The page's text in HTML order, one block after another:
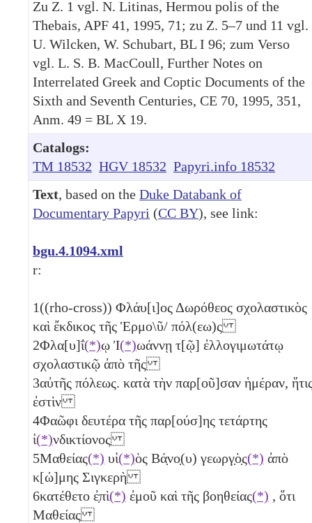
Zu Z. 1 vgl. N. Litinas, Hermou polis of the
Thebais, APF 41, 1995, 71; zu Z. 5–7 und 11 vgl.
U. Wilcken, W. Schubart, BL I 96; zum Verso
vgl. L. S. B. MacCoull, Further Notes on
Interrelated Greek and Coptic Documents of the
Sixth and Seventh Centuries, CE 70, 1995, 351,
Anm. 49 = BL X 19.
Catalogs:
TM 18532 HGV 18532 Papyri.info 18532
Text, based on the Duke Databank of
Documentary Papyri (CC BY), see link:
bgu.4.1094.xml
r:
1((rho-cross)) Φλάυ[ι]ος Δωρόθεος σχολαστικὸς
καὶ ἔκδικος τῆς Ἑρμο\ῦ/ πόλ(εω)ς
2Φλα[υ]ΐ(*)ῳ Ἰ(*)ωάννῃ τ[ῷ] ἐλλογιμωτάτῳ
σχολαστικῷ ἀπὸ τῆς
3αὐτῆς πόλεως. κατὰ τὴν παρ[οῦ]σαν ἡμέραν,
ἐστὶν
4Φαῶφι δευτέρα τῆς παρ[ούσ]ης τετάρτης
ἰ(*)νδικτίονος
5Μαθείας(*) υἱ(*)ὸς Βά̣νο̣(υ) γεωργ̣ὸ̣ς(*) ἀπὸ
κ[ώ]μης Σιγκερὴ
6κατέθετο ἐ̣πὶ(*) ἐμοῦ καὶ τῆς βοηθείας(*) , ὅτι
Μαθείας